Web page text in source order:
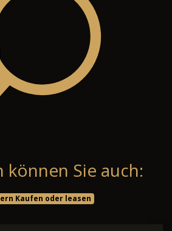
können Sie auch:
Kaufen oder leasen